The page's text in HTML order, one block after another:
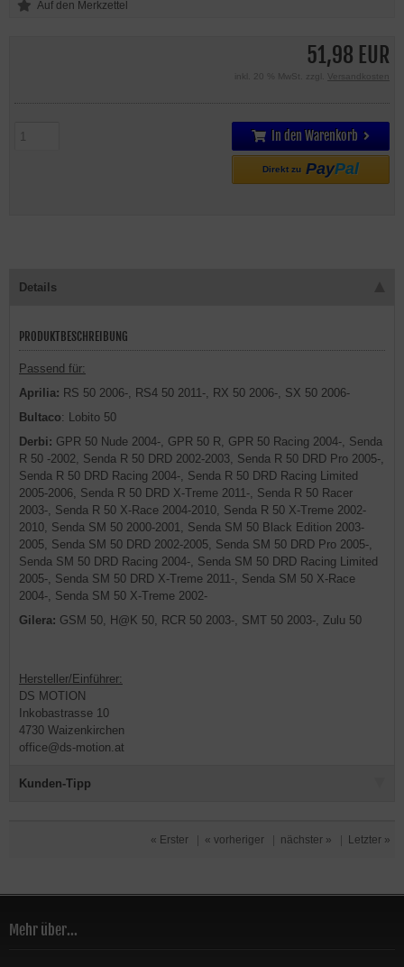
51,98 EUR
inkl. 20 % MwSt. zzgl. Versandkosten
In den Warenkorb
Direkt zu PayPal
Details
PRODUKTBESCHREIBUNG
Passend für:
Aprilia: RS 50 2006-, RS4 50 2011-, RX 50 2006-, SX 50 2006-
Bultaco: Lobito 50
Derbi: GPR 50 Nude 2004-, GPR 50 R, GPR 50 Racing 2004-, Senda
R 50 -2002, Senda R 50 DRD 2002-2003, Senda R 50 DRD Pro 2005-,
Senda R 50 DRD Racing 2004-, Senda R 50 DRD Racing Limited
2005-2006, Senda R 50 DRD X-Treme 2011-, Senda R 50 Racer
2003-, Senda R 50 X-Race 2004-2010, Senda R 50 X-Treme 2002-
2010, Senda SM 50 2000-2001, Senda SM 50 Black Edition 2003-
2005, Senda SM 50 DRD 2002-2005, Senda SM 50 DRD Pro 2005-,
Senda SM 50 DRD Racing 2004-, Senda SM 50 DRD Racing Limited
2005-, Senda SM 50 DRD X-Treme 2011-, Senda SM 50 X-Race
2004-, Senda SM 50 X-Treme 2002-
Gilera: GSM 50, H@K 50, RCR 50 2003-, SMT 50 2003-, Zulu 50
Hersteller/Einführer:
DS MOTION
Inkobastrasse 10
4730 Waizenkirchen
office@ds-motion.at
Kunden-Tipp
« Erster « vorheriger nächster » Letzter »
Mehr über...